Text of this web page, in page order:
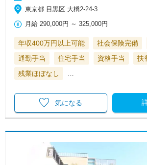
東京都 目黒区 大橋2-24-3
月給 290,000円 ～325,000円
年収400万円以上可能 社会保険完備
通勤手当
住宅手当 資格手当
扶
残業ほぼなし
…
気になる